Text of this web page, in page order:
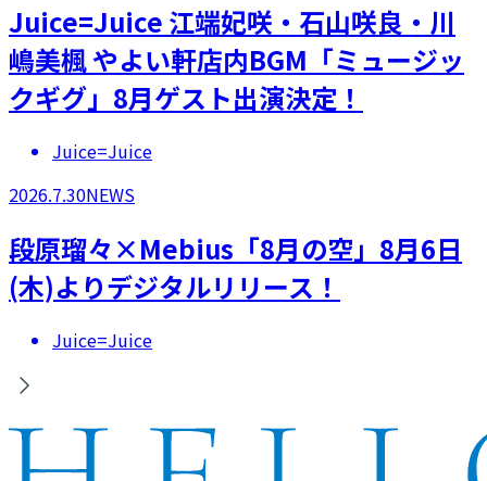
Juice=Juice 江端妃咲・石山咲良・川
嶋美楓 やよい軒店内BGM「ミュージッ
クギグ」8月ゲスト出演決定！
Juice=Juice
2026.7.30NEWS
段原瑠々×Mebius「8月の空」8月6日
(木)よりデジタルリリース！
Juice=Juice